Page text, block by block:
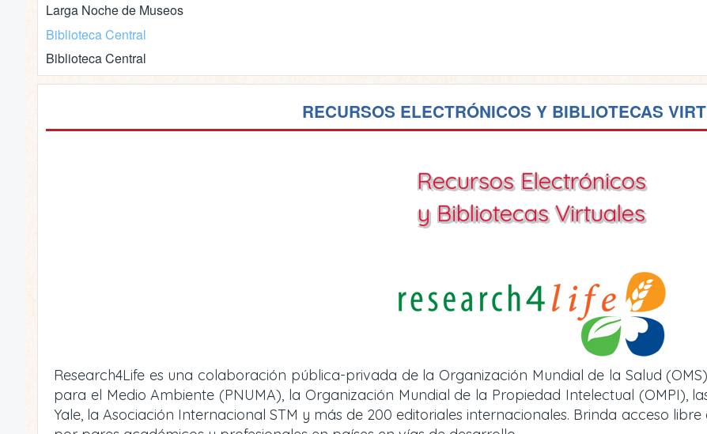
Larga Noche de Museos
Biblioteca Central
Biblioteca Central
RECURSOS ELECTRÓNICOS Y BIBLIOTECAS
Recursos Electrónicos
y Bibliotecas Virtuales
Research4Life es una colaboración pública-privada de la Organización Mundial de la Salud
para el Medio Ambiente (PNUMA), la Organización Mundial de la Propiedad Intelectual (OMPI),
Yale, la Asociación Internacional STM y más de 200 editoriales internacionales. Brinda acceso